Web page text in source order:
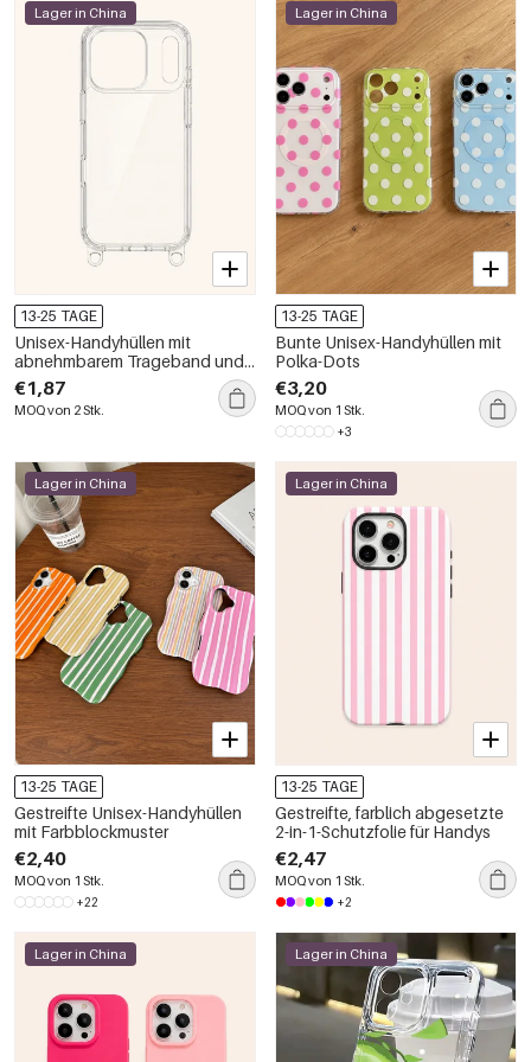
Lager in China
13-25 TAGE
Unisex-Handyhüllen mit
abnehmbarem Trageband und
Schnalle
€1,87
MOQ von 2 Stk.
Lager in China
13-25 TAGE
Bunte Unisex-Handyhüllen mit
Polka-Dots
€3,20
MOQ von 1 Stk.
+3
Lager in China
13-25 TAGE
Gestreifte Unisex-Handyhüllen
mit Farbblockmuster
€2,40
MOQ von 1 Stk.
+22
Lager in China
13-25 TAGE
Gestreifte, farblich abgesetzte
2-in-1-Schutzfolie für Handys
€2,47
MOQ von 1 Stk.
+2
Lager in China Lager in China